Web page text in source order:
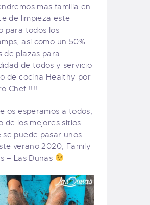
mas familia en
de limpieza este
para todos los
asi como un 50%
de plazas para
de todos y servicio
de cocina Healthy por
Chef !!!!
os esperamos a todos,
de los mejores sitios
se puede pasar unos
verano 2020, Family
– Las Dunas